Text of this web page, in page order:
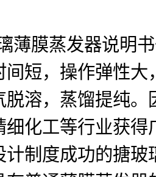
薄膜蒸发器说明
间短，操作弹性
脱溶，蒸馏提纯
细化工等行业获
计制度成功的搪